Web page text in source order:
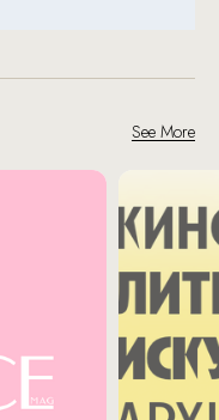
See More